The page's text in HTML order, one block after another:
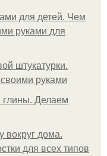
для детей. Чем
руками для
штукатурки.
руками
глины. Делаем
вокруг дома.
для всех типов